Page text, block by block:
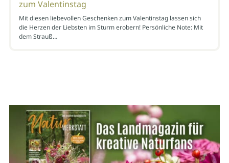
zum Valentinstag
Mit diesen liebevollen Geschenken zum Valentinstag lassen sich
die Herzen der Liebsten im Sturm erobern! Persönliche Note: Mit
dem Strauß…